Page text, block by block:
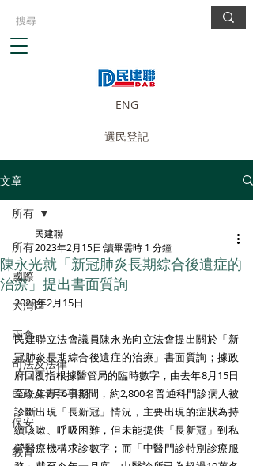
ENG
選民登記
文章
所有
國際
大灣區
兩會
司法及法律
民政及青年事務
保安
教育
所有
陳永光就「新冠肺炎長期綜合後遺症的
治療」提出書面質詢
民建聯
2023年2月15日 讀畢需時 1 分鐘
2023年2月15日
民建聯立法會議員陳永光向立法會提出關於「新
冠肺炎長期綜合後遺症的治療」書面質詢；據政
府回覆指根據醫管局的臨時數字，由去年8月15日
至今年2月6日期間，約2,800名普通科門診病人被
診斷出現「長新冠」情況，主要出現的症狀為持
續咳嗽、呼吸困難，但未能提供「長新冠」到私
營醫療機構求診數字；而「中醫門診特別診療服